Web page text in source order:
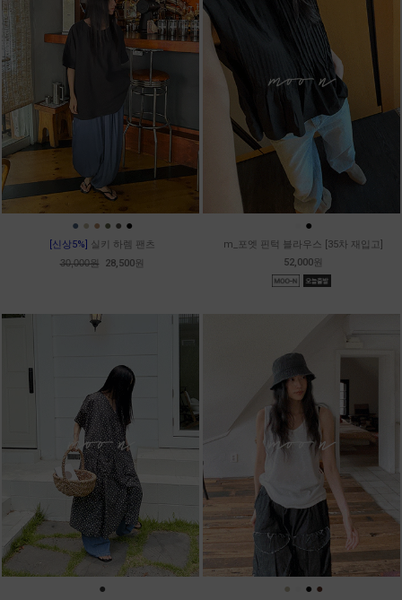
● ● ● ● ● ●
[신상5%] 실키 하렘 팬츠
30,000원 28,500원
●
m_포엣 핀턱 블라우스 [35차 재입고]
52,000원
● ● ● ●